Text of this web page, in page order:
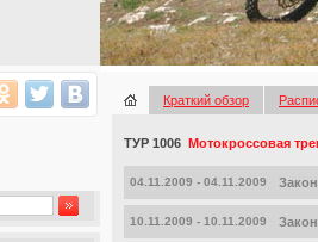
Краткий обзор
ТУР 1006 Мотокроссовая
04.11.2009 - 04.11.2009
10.11.2009 - 10.11.2009